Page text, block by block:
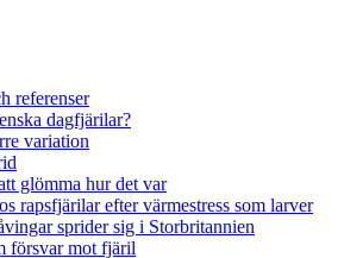
referenser
dagfjärilar?
variation
glömma hur det var
rapsfjärilar efter värmestress som larver
sprider sig i Storbritannien
försvar mot fjäril